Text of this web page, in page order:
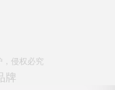
，侵权必究
牌